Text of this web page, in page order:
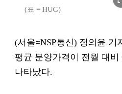
(표 = HUG)
(서울=NSP통신) 정의윤 기
평균 분양가격이 전월 대비
나타났다.